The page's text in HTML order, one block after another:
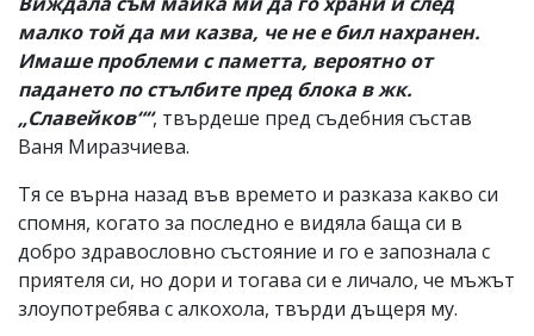
малко той да ми казва, че не е бил нахранен.
Имаше проблеми с паметта, вероятно от
падането по стълбите пред блока в жк.
„Славейков““, твърдеше пред съдебния състав
Ваня Миразчиева.
Тя се върна назад във времето и разказа какво си
спомня, когато за последно е видяла баща си в
добро здравословно състояние и го е запознала с
приятеля си, но дори и тогава си е личало, че мъжът
злоупотребява с алкохола, твърди дъщеря му.